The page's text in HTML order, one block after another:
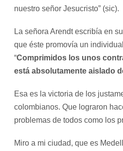
nuestro señor Jesucristo” (sic).
La señora Arendt escribía en
que éste promovía un
“Comprimidos los unos
está absolutamente aislado
Esa es la victoria de los
colombianos. Que lograron
problemas de todos como los
Miro a mi ciudad, que es